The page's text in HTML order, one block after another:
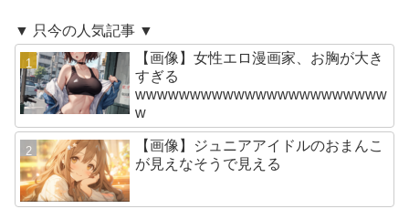
▼ 只今の人気記事 ▼
【画像】女性エロ漫画家、お胸が大き
すぎる
wwwwwwwwwwwwwwwwwwwwwww
w
【画像】ジュニアアイドルのおまんこ
が見えなそうで見える